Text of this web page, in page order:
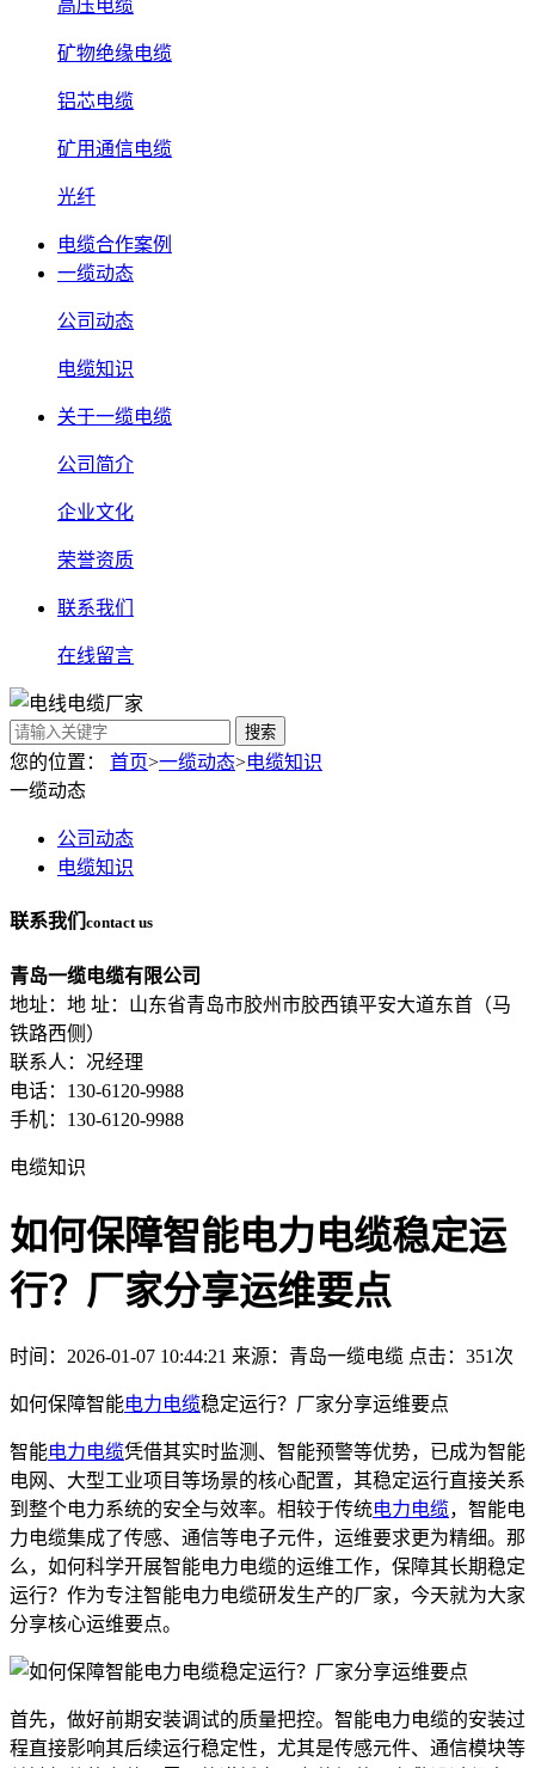
高压电缆
矿物绝缘电缆
铝芯电缆
矿用通信电缆
光纤
电缆合作案例
一缆动态
公司动态
电缆知识
关于一缆电缆
公司简介
企业文化
荣誉资质
联系我们
在线留言
搜索
您的位置： 首页>一缆动态>电缆知识
一缆动态
公司动态
电缆知识
联系我们 contact us
青岛一缆电缆有限公司
地址：地 址：山东省青岛市胶州市胶西镇平安大道东首（马
铁路西侧）
联系人：况经理
电话：130-6120-9988
手机：130-6120-9988
电缆知识
如何保障智能电力电缆稳定运
行？厂家分享运维要点
时间：2026-01-07 10:44:21 来源：青岛一缆电缆 点击：351次
如何保障智能电力电缆稳定运行？厂家分享运维要点
智能电力电缆凭借其实时监测、智能预警等优势，已成为智能
电网、大型工业项目等场景的核心配置，其稳定运行直接关系
到整个电力系统的安全与效率。相较于传统电力电缆，智能电
力电缆集成了传感、通信等电子元件，运维要求更为精细。那
么，如何科学开展智能电力电缆的运维工作，保障其长期稳定
运行？作为专注智能电力电缆研发生产的厂家，今天就为大家
分享核心运维要点。
首先，做好前期安装调试的质量把控。智能电力电缆的安装过
程直接影响其后续运行稳定性，尤其是传感元件、通信模块等